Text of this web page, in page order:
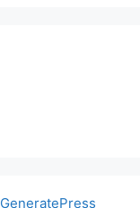
GeneratePress